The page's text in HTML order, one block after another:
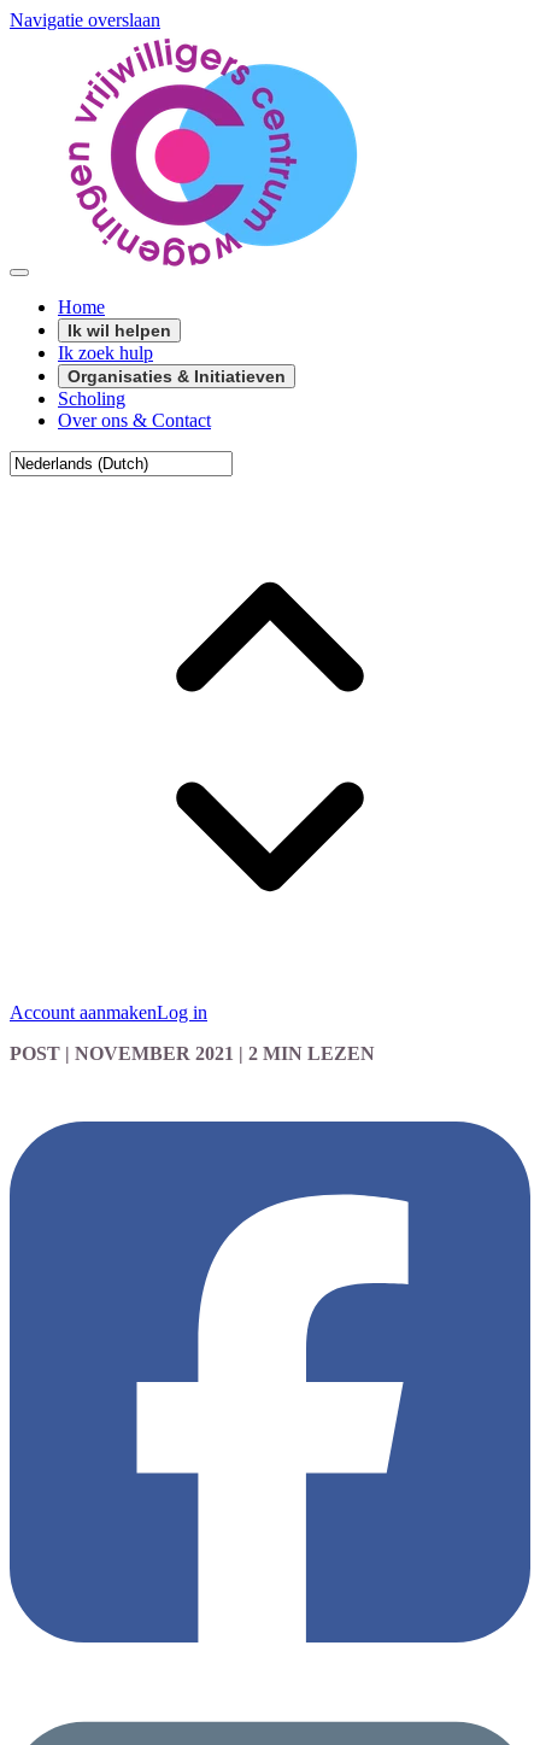
Navigatie overslaan
Home
Ik wil helpen
Ik zoek hulp
Organisaties & Initiatieven
Scholing
Over ons & Contact
Account aanmakenLog in
POST | NOVEMBER 2021 | 2 MIN LEZEN